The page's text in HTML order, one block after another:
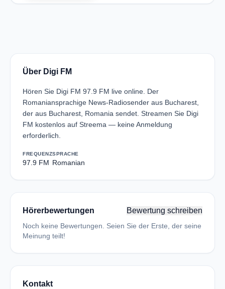
Über Digi FM
Hören Sie Digi FM 97.9 FM live online. Der
Romaniansprachige News-Radiosender aus Bucharest,
der aus Bucharest, Romania sendet. Streamen Sie Digi
FM kostenlos auf Streema — keine Anmeldung
erforderlich.
FREQUENZ
97.9 FM
SPRACHE
Romanian
Hörerbewertungen Bewertung schreiben
Noch keine Bewertungen. Seien Sie der Erste, der seine
Meinung teilt!
Kontakt